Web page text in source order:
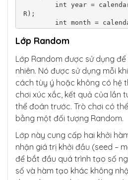
R);
        int day = calendar.get(Calendar.DAY_
        System.out.println("Current Date: "
+ year + "-" + month + "-
    }
    public void addDays(int days) {
        calendar.add(Calendar.DAY_OF_MONTH,
days);
    public void subtractDays(int days) {
        calendar.add(Calendar.DAY_OF_MONTH,
    }
Lớp Random
Lớp Random được sử dụng
nhiên. Nó được sử dụng mỗi
cách tùy ý hoặc không có hệ
chơi xúc xắc, kết quả của lần
thể đoán trước. Trò chơi có
bằng một đối tượng Random.
Lớp này cung cấp hai khởi
nhận giá trị khởi đầu (seed –
để bắt đầu quá trình tạo số
số và hàm tạo khác không